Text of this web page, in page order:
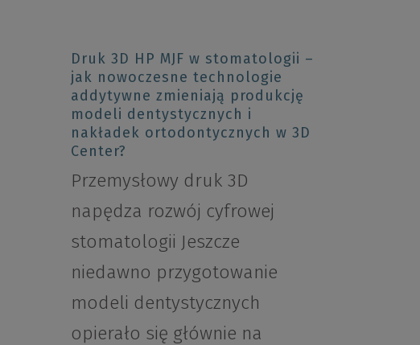
Druk 3D HP MJF w stomatologii –
jak nowoczesne technologie
addytywne zmieniają produkcję
modeli dentystycznych i
nakładek ortodontycznych w 3D
Center?
Przemysłowy druk 3D
napędza rozwój cyfrowej
stomatologii Jeszcze
niedawno przygotowanie
modeli dentystycznych
opierało się głównie na